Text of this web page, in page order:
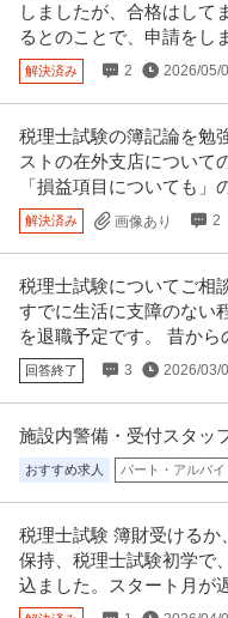
法人営業 ／ 承継コンサル
ネジャー
デロイト トーマツ税理士法人
リモートワーク
【職種】営業＞法人営業 【業
員属性などに応じ、当該求人…
中小企業をサポート”お客
ョナル集団年間休日120日
U・IターンOK 職場内禁煙 年
年収400万円〜600万円
【職種】営業＞法人営業 【業
該求人をビズリーチ上で閲覧…
総務 ／ 給与計算代行・コ
デロイト トーマツ税理士法人
【職種】管理＞総務 【業種】
性などに応じ、当該求人をビ…
しましたが、合格はして
るとのことで、申請をし
解決済み 2 2026/05/
税理士試験の簿記論を勉
ストの在外支店について
「損益項目についても
で質問させて頂きます。
解決済み 画像あり 2
税理士試験についてご相
すでに生活に支障のない
を退職予定です。 昔から
回答終了 3 2026/03/
施設内警備・受付スタッ
おすすめ求人 パート・アルバイ
税理士試験 簿財受けるか
保持、税理士試験初学で
込ました。スタート月が